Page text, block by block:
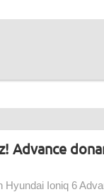
Advance
Ioniq 6